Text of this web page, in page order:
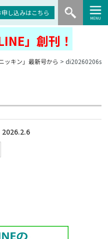
申し込みはこちら
」創刊！
ニッキン」最新号から > di20260206s